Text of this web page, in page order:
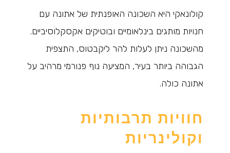
קולונאקי היא השכונה האופנתית של אתונה עם
חנויות מותגים בינלאומיים ובוטיקים אקסקלוסיביים.
מהשכונה ניתן לעלות להר ליקבטוס, התצפית
הגבוהה ביותר בעיר, המציעה נוף פנורמי מרהיב על
אתונה כולה.
חוויות תרבותיות
וקולינריות